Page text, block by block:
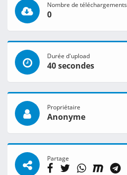
Nombre de téléchargements
0
Durée d'upload
40 secondes
Propriétaire
Anonyme
Partage